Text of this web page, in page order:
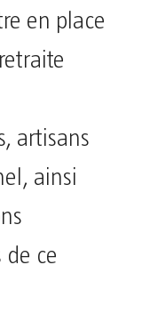
en place
artisans
ainsi
ce